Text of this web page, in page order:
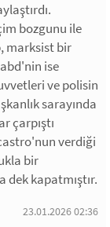
bozgunu ile
marksist bir
ise
ve polisin
sarayında
çarpıştı
verdiği
bir
kapatmıştır.
23.01.2026 02:36